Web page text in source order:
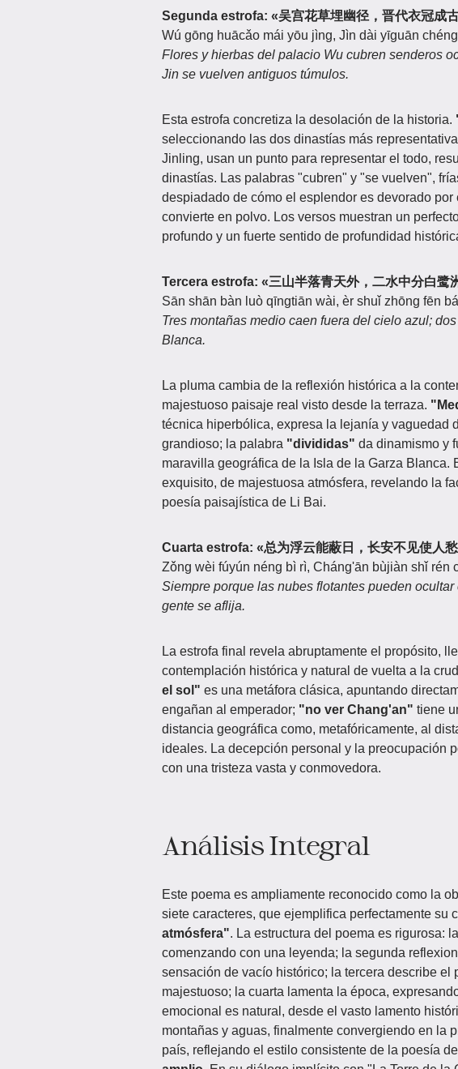
Segunda estrofa: «吴宫花草埋幽径，晋代衣冠成
Wú gōng huācǎo mái yōu jìng, Jìn dài yīguān
Flores y hierbas del palacio Wu cubren senderos
Jin se vuelven antiguos túmulos.
Esta estrofa concretiza la desolación de la historia.
seleccionando las dos dinastías más
Jinling, usan un punto para representar el todo,
dinastías. Las palabras "cubren" y "se vuelven",
despiadado de cómo el esplendor es devorado
convierte en polvo. Los versos muestran un
profundo y un fuerte sentido de profundidad
Tercera estrofa: «三山半落青天外，二水中分白鹭
Sān shān bàn luò qīngtiān wài, èr shuǐ zhōng fēn
Tres montañas medio caen fuera del cielo azul;
Blanca.
La pluma cambia de la reflexión histórica a la
majestuoso paisaje real visto desde la terraza.
técnica hiperbólica, expresa la lejanía y vaguedad
grandioso; la palabra "divididas" da dinamismo y
maravilla geográfica de la Isla de la Garza Blanca.
exquisito, de majestuosa atmósfera, revelando la
poesía paisajística de Li Bai.
Cuarta estrofa: «总为浮云能蔽日，长安不见使人
Zǒng wèi fúyún néng bì rì, Cháng'ān bùjiàn shǐ rén
Siempre porque las nubes flotantes pueden
gente se aflija.
La estrofa final revela abruptamente el propósito,
contemplación histórica y natural de vuelta a la
el sol" es una metáfora clásica, apuntando
engañan al emperador; "no ver Chang'an" tiene
distancia geográfica como, metafóricamente, al
ideales. La decepción personal y la preocupación
con una tristeza vasta y conmovedora.
Análisis Integral
Este poema es ampliamente reconocido como la
siete caracteres, que ejemplifica perfectamente su
atmósfera". La estructura del poema es rigurosa:
comenzando con una leyenda; la segunda
sensación de vacío histórico; la tercera describe el
majestuoso; la cuarta lamenta la época,
emocional es natural, desde el vasto lamento
montañas y aguas, finalmente convergiendo en la
país, reflejando el estilo consistente de la poesía